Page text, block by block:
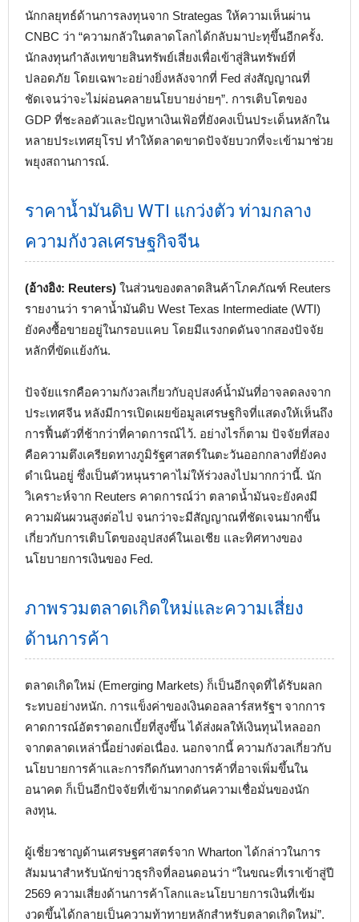
นักกลยุทธ์ด้านการลงทุนจาก Strategas ให้ความเห็นผ่าน
CNBC ว่า “ความกลัวในตลาดโลกได้กลับมาปะทุขึ้นอีกครั้ง.
นักลงทุนกำลังเทขายสินทรัพย์เสี่ยงเพื่อเข้าสู่สินทรัพย์ที่
ปลอดภัย โดยเฉพาะอย่างยิ่งหลังจากที่ Fed ส่งสัญญาณที่
ชัดเจนว่าจะไม่ผ่อนคลายนโยบายง่ายๆ”. การเติบโตของ
GDP ที่ชะลอตัวและปัญหาเงินเฟ้อที่ยังคงเป็นประเด็นหลักใน
หลายประเทศยุโรป ทำให้ตลาดขาดปัจจัยบวกที่จะเข้ามาช่วย
พยุงสถานการณ์.
ราคาน้ำมันดิบ WTI แกว่งตัว ท่ามกลาง
ความกังวลเศรษฐกิจจีน
(อ้างอิง: Reuters) ในส่วนของตลาดสินค้าโภคภัณฑ์ Reuters
รายงานว่า ราคาน้ำมันดิบ West Texas Intermediate (WTI)
ยังคงซื้อขายอยู่ในกรอบแคบ โดยมีแรงกดดันจากสองปัจจัย
หลักที่ขัดแย้งกัน.
ปัจจัยแรกคือความกังวลเกี่ยวกับอุปสงค์น้ำมันที่อาจลดลงจาก
ประเทศจีน หลังมีการเปิดเผยข้อมูลเศรษฐกิจที่แสดงให้เห็นถึง
การฟื้นตัวที่ช้ากว่าที่คาดการณ์ไว้. อย่างไรก็ตาม ปัจจัยที่สอง
คือความตึงเครียดทางภูมิรัฐศาสตร์ในตะวันออกกลางที่ยังคง
ดำเนินอยู่ ซึ่งเป็นตัวหนุนราคาไม่ให้ร่วงลงไปมากกว่านี้. นัก
วิเคราะห์จาก Reuters คาดการณ์ว่า ตลาดน้ำมันจะยังคงมี
ความผันผวนสูงต่อไป จนกว่าจะมีสัญญาณที่ชัดเจนมากขึ้น
เกี่ยวกับการเติบโตของอุปสงค์ในเอเชีย และทิศทางของ
นโยบายการเงินของ Fed.
ภาพรวมตลาดเกิดใหม่และความเสี่ยง
ด้านการค้า
ตลาดเกิดใหม่ (Emerging Markets) ก็เป็นอีกจุดที่ได้รับผลก
ระทบอย่างหนัก. การแข็งค่าของเงินดอลลาร์สหรัฐฯ จากการ
คาดการณ์อัตราดอกเบี้ยที่สูงขึ้น ได้ส่งผลให้เงินทุนไหลออก
จากตลาดเหล่านี้อย่างต่อเนื่อง. นอกจากนี้ ความกังวลเกี่ยวกับ
นโยบายการค้าและการกีดกันทางการค้าที่อาจเพิ่มขึ้นใน
อนาคต ก็เป็นอีกปัจจัยที่เข้ามากดดันความเชื่อมั่นของนัก
ลงทุน.
ผู้เชี่ยวชาญด้านเศรษฐศาสตร์จาก Wharton ได้กล่าวในการ
สัมมนาสำหรับนักข่าวธุรกิจที่ลอนดอนว่า “ในขณะที่เราเข้าสู่ปี
2569 ความเสี่ยงด้านการค้าโลกและนโยบายการเงินที่เข้ม
งวดขึ้นได้กลายเป็นความท้าทายหลักสำหรับตลาดเกิดใหม่”.